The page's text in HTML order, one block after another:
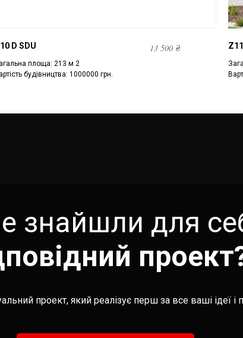
D SDU 13 500 ₴
площа: 213 м 2
будівництва: 1000000 грн.
знайшли для
проект, який реалізує перш за все ваші ідеї і